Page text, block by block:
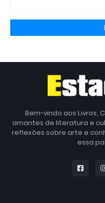
Bem-vindo aos Livros,
amantes de literatura e
reflexões sobre arte e
essa